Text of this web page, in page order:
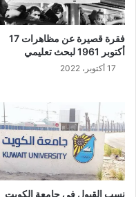
فقرة قصيرة عن مظاهرات 17
أكتوبر 1961 لبحث تعليمي
17 أكتوبر، 2022
نسب القبول في جامعة الكويت